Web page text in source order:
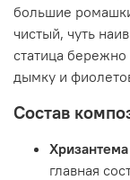
большие
чистый, чуть
статица
дымку и
Состав
главная